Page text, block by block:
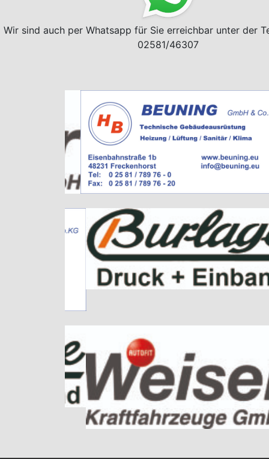
Wir sind auch per Whatsapp für Sie erreichbar unter der
02581/46307